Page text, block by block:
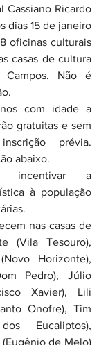
Cassiano Ricardo
dias 15 de janeiro
oficinas culturais
casas de cultura
Não é
com idade a
gratuitas e sem
prévia.
abaixo.
a
à população
nas casas de
(Vila Tesouro),
Horizonte),
Pedro), Júlio
Xavier), Lili
Onofre), Tim
Eucaliptos),
de Melo)